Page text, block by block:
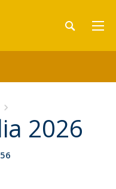
2026